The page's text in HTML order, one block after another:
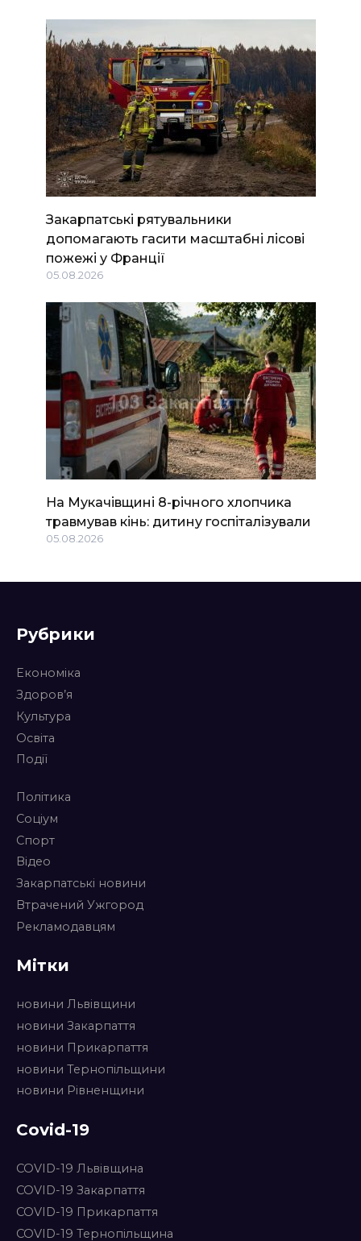
Закарпатські рятувальники
допомагають гасити масштабні лісові
пожежі у Франції
05.08.2026
На Мукачівщині 8-річного хлопчика
травмував кінь: дитину госпіталізували
05.08.2026
Рубрики
Економіка
Здоров’я
Культура
Освіта
Події
Політика
Соціум
Спорт
Відео
Закарпатські новини
Втрачений Ужгород
Рекламодавцям
Мітки
новини Львівщини
новини Закарпаття
новини Прикарпаття
новини Тернопільщини
новини Рівненщини
Covid-19
COVID-19 Львівщина
COVID-19 Закарпаття
COVID-19 Прикарпаття
COVID-19 Тернопільщина